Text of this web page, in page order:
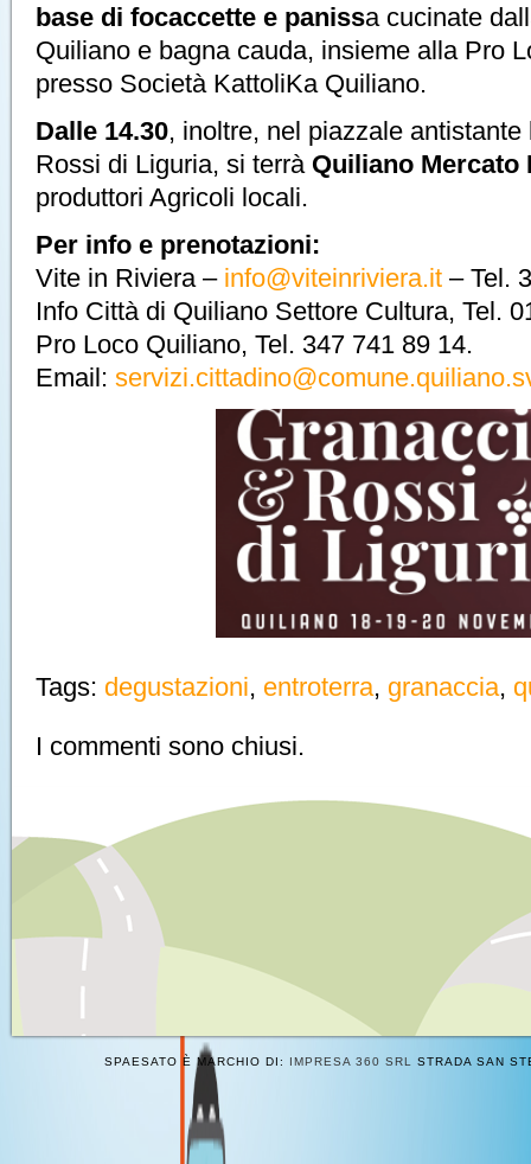
base di focaccette e panissa cucinate
Quiliano e bagna cauda, insieme alla Pro
presso Società KattoliKa Quiliano.
Dalle 14.30, inoltre, nel piazzale antistante
Rossi di Liguria, si terràQuiliano Mercato
produttori Agricoli locali.
Per info e prenotazioni:
Vite in Riviera – info@viteinriviera.it – Tel.
Info Città di Quiliano Settore Cultura, Tel.
Pro Loco Quiliano, Tel. 347 741 89 14.
Email:
Tags: degustazioni, entroterra, granaccia,
I commenti sono chiusi.
SPAESATO È MARCHIO DI: IMPRESA 360 SRL STRADA SAN